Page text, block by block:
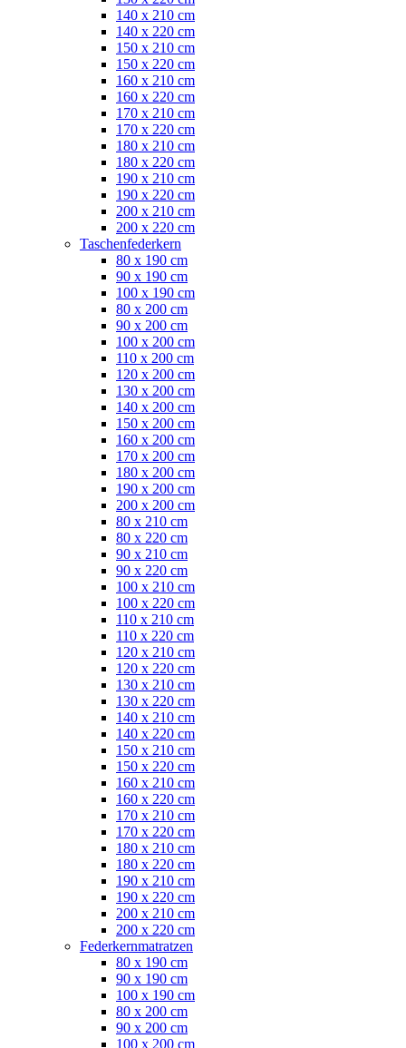
140 x 210 cm
140 x 220 cm
150 x 210 cm
150 x 220 cm
160 x 210 cm
160 x 220 cm
170 x 210 cm
170 x 220 cm
180 x 210 cm
180 x 220 cm
190 x 210 cm
190 x 220 cm
200 x 210 cm
200 x 220 cm
Taschenfederkern
80 x 190 cm
90 x 190 cm
100 x 190 cm
80 x 200 cm
90 x 200 cm
100 x 200 cm
110 x 200 cm
120 x 200 cm
130 x 200 cm
140 x 200 cm
150 x 200 cm
160 x 200 cm
170 x 200 cm
180 x 200 cm
190 x 200 cm
200 x 200 cm
80 x 210 cm
80 x 220 cm
90 x 210 cm
90 x 220 cm
100 x 210 cm
100 x 220 cm
110 x 210 cm
110 x 220 cm
120 x 210 cm
120 x 220 cm
130 x 210 cm
130 x 220 cm
140 x 210 cm
140 x 220 cm
150 x 210 cm
150 x 220 cm
160 x 210 cm
160 x 220 cm
170 x 210 cm
170 x 220 cm
180 x 210 cm
180 x 220 cm
190 x 210 cm
190 x 220 cm
200 x 210 cm
200 x 220 cm
Federkernmatratzen
80 x 190 cm
90 x 190 cm
100 x 190 cm
80 x 200 cm
90 x 200 cm
100 x 200 cm